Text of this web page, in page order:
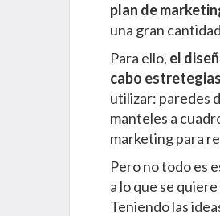
plan de
una gran
Para ello, el
cabo
utilizar: paredes
manteles a
marketing para
Pero no todo es
a lo que se
Teniendo las